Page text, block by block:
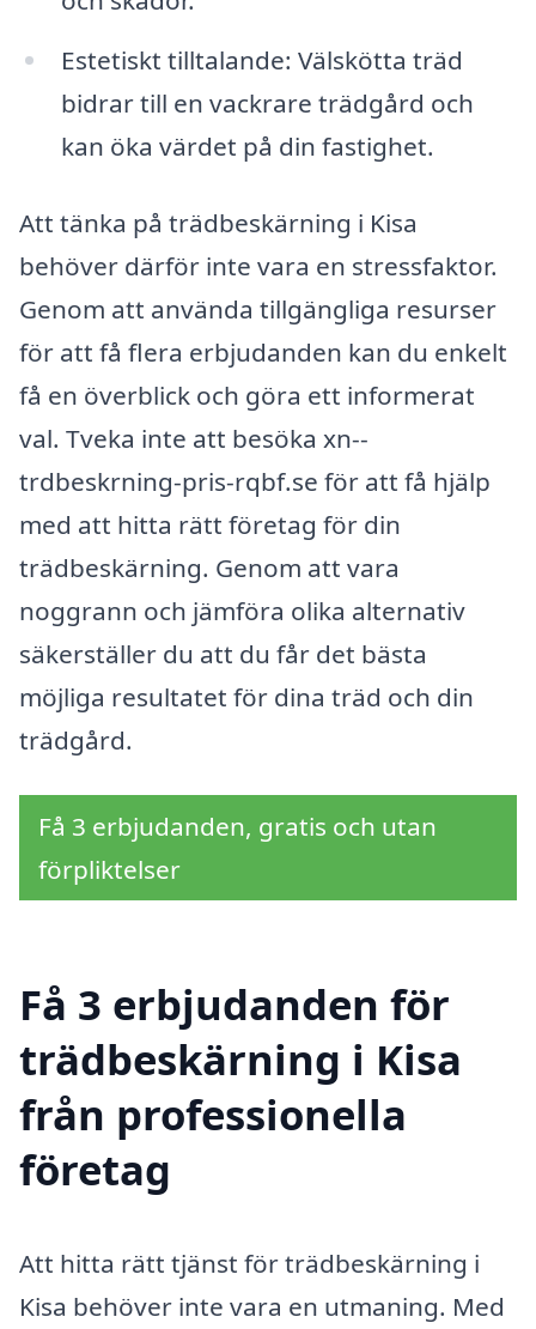
Estetiskt tilltalande: Välskötta träd
bidrar till en vackrare trädgård och
kan öka värdet på din fastighet.
Att tänka på trädbeskärning i Kisa
behöver därför inte vara en stressfaktor.
Genom att använda tillgängliga resurser
för att få flera erbjudanden kan du enkelt
få en överblick och göra ett informerat
val. Tveka inte att besöka xn--
trdbeskrning-pris-rqbf.se för att få hjälp
med att hitta rätt företag för din
trädbeskärning. Genom att vara
noggrann och jämföra olika alternativ
säkerställer du att du får det bästa
möjliga resultatet för dina träd och din
trädgård.
Få 3 erbjudanden, gratis och utan
förpliktelser
Få 3 erbjudanden för
trädbeskärning i Kisa
från professionella
företag
Att hitta rätt tjänst för trädbeskärning i
Kisa behöver inte vara en utmaning. Med